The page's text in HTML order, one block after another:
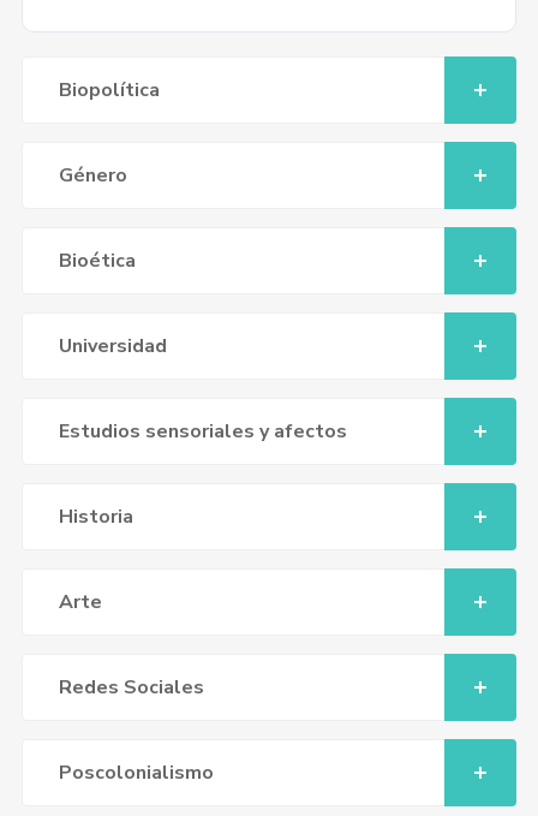
Biopolítica
Género
Bioética
Universidad
Estudios sensoriales y afectos
Historia
Arte
Redes Sociales
Poscolonialismo